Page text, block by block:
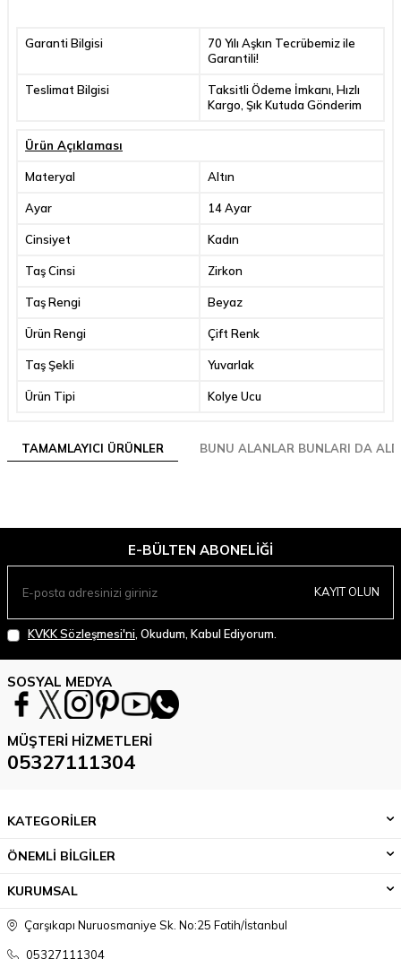
Garanti Bilgisi
70 Yılı Aşkın Tecrübemiz ile
Garantili!
Teslimat Bilgisi
Taksitli Ödeme İmkanı, Hızlı
Kargo, Şık Kutuda Gönderim
Ürün Açıklaması
Materyal Altın
Ayar 14 Ayar
Cinsiyet Kadın
Taş Cinsi Zirkon
Taş Rengi Beyaz
Ürün Rengi Çift Renk
Taş Şekli Yuvarlak
Ürün Tipi Kolye Ucu
TAMAMLAYICI ÜRÜNLER BUNU ALANLAR BUNLARI DA
E-BÜLTEN ABONELIĞI
KAYIT OLUN
KVKK Sözleşmesi'ni , Okudum, Kabul Ediyorum.
SOSYAL MEDYA
MÜŞTERI HIZMETLERI
05327111304
KATEGORİLER
ÖNEMLİ BİLGİLER
KURUMSAL
Çarşıkapı Nuruosmaniye Sk. No:25 Fatih/İstanbul
05327111304